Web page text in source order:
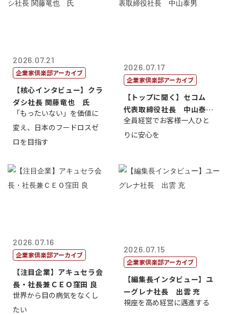
2026.07.21
企業家倶楽部アーカイブ
【核心インタビュー】クラ
ダシ社長 関藤竜也 氏
「もったいない」を価値に
変え、日本のフードロスゼ
ロを目指す
2026.07.17
企業家倶楽部アーカイブ
【トップに聞く】セコム
代表取締役社長 中山泰
男
全員経営でお客様一人ひと
りに安心を
2026.07.16
企業家倶楽部アーカイブ
【注目企業】アキュセラ会
長・社長兼ＣＥＯ窪田 良
世界から目の病気をなくし
たい
2026.07.15
企業家倶楽部アーカイブ
【編集長インタビュー】ユ
ーグレナ社長 出雲 充
視座を高め経営に邁進する